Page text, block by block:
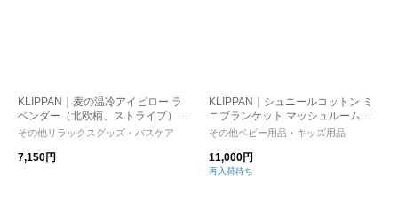
KLIPPAN｜麦の温冷アイピロー ラ
ベンダー（北欧柄、ストライプ）ア
イマスク
その他リラックスグッズ・バスケア
7,150円
KLIPPAN｜シュニールコットン ミ
ニブランケット マッシュルーム
【出産祝い】
その他ベビー用品・キッズ用品
11,000円
再入荷待ち